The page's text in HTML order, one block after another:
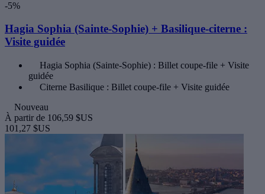
-5%
Hagia Sophia (Sainte-Sophie) + Basilique-citerne :
Visite guidée
Hagia Sophia (Sainte-Sophie) : Billet coupe-file + Visite
guidée
Citerne Basilique : Billet coupe-file + Visite guidée
Nouveau
À partir de 106,59 $US
101,27 $US